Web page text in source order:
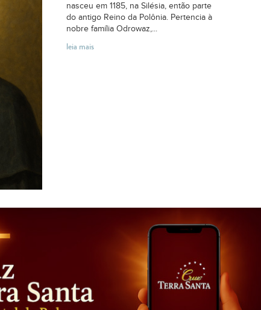
nasceu em 1185, na Silésia, então parte
do antigo Reino da Polônia. Pertencia à
nobre família Odrowaz,...
leia mais